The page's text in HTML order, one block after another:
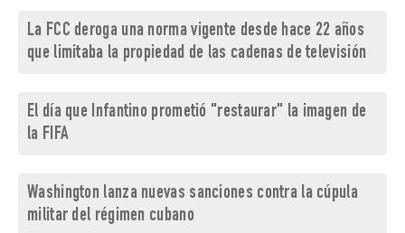
La FCC deroga una norma vigente desde hace 22 años
que limitaba la propiedad de las cadenas de televisión
El día que Infantino prometió "restaurar" la imagen de
la FIFA
Washington lanza nuevas sanciones contra la cúpula
militar del régimen cubano